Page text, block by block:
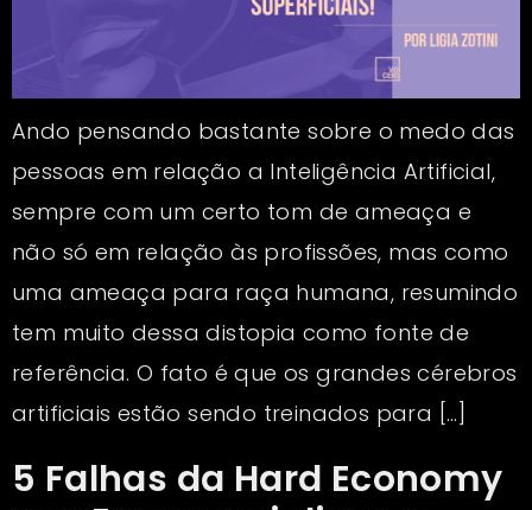
Ando pensando bastante sobre o medo das
pessoas em relação a Inteligência Artificial,
sempre com um certo tom de ameaça e
não só em relação às profissões, mas como
uma ameaça para raça humana, resumindo
tem muito dessa distopia como fonte de
referência. O fato é que os grandes cérebros
artificiais estão sendo treinados para […]
5 Falhas da Hard Economy